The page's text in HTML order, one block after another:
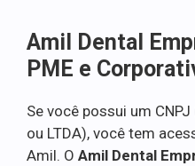
Amil Dental
PME e
Se você possui um CNPJ
ou LTDA), você tem
Amil. O Amil Dental